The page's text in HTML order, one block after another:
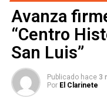
Avanza
“Centro
San Luis”
Publicado hace 3
Por El Clarinete